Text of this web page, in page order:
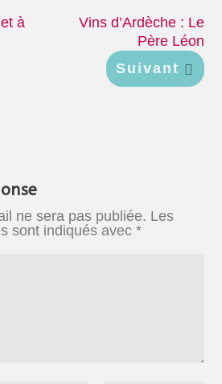
à
Vins d’Ardèche : Le
Père Léon
Suivant
ne sera pas publiée. Les
sont indiqués avec*